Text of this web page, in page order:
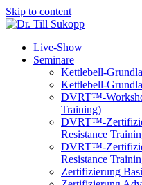
Skip to content
Live-Show
Seminare
Kettlebell-
Kettlebell-
DVRT™-
Training)
DVRT™-
Resistance
DVRT™-
Resistance
Zertifizierung